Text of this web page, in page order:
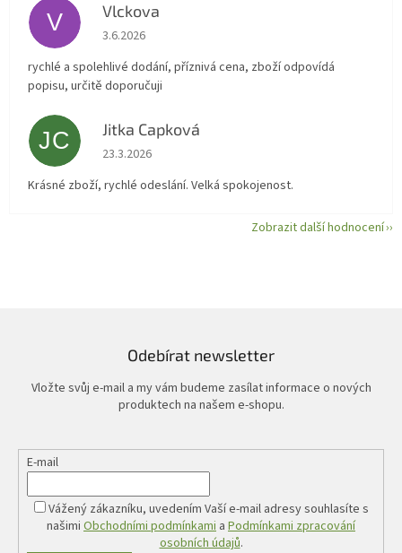
V Vlckova
Hodnocení obchodu je 5 z 5 hvězdiček.
3.6.2026
rychlé a spolehlivé dodání, příznivá cena, zboží odpovídá
popisu, určitě doporučuji
JC Jitka Capková
Hodnocení obchodu je 5 z 5 hvězdiček.
23.3.2026
Krásné zboží, rychlé odeslání. Velká spokojenost.
Zobrazit další hodnocení
Odebírat newsletter
Vložte svůj e-mail a my vám budeme zasílat informace o nových
produktech na našem e-shopu.
E-mail
Vážený zákazníku, uvedením Vaší e-mail adresy souhlasíte s
našimi Obchodními podmínkami a Podmínkami zpracování
osobních údajů.